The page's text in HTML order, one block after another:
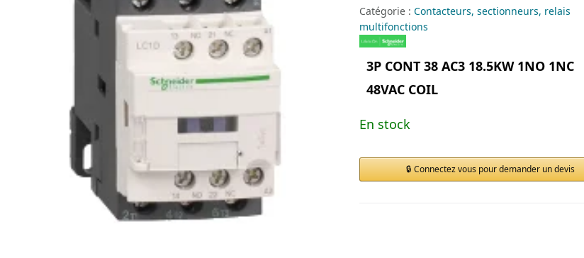
Catégorie : Contacteurs, sectionneurs, relais
multifonctions
3P CONT 38 AC3 18.5KW 1NO 1NC
48VAC COIL
En stock
Connectez vous pour demander un devis